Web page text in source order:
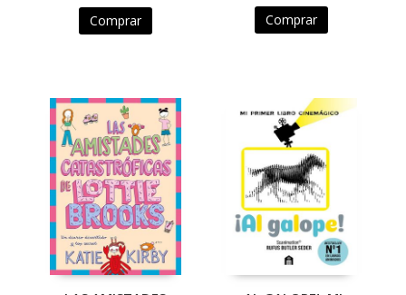
Comprar Comprar